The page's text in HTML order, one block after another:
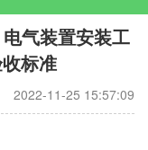
电气装置安装工
标准
2022-11-25 15:57:09